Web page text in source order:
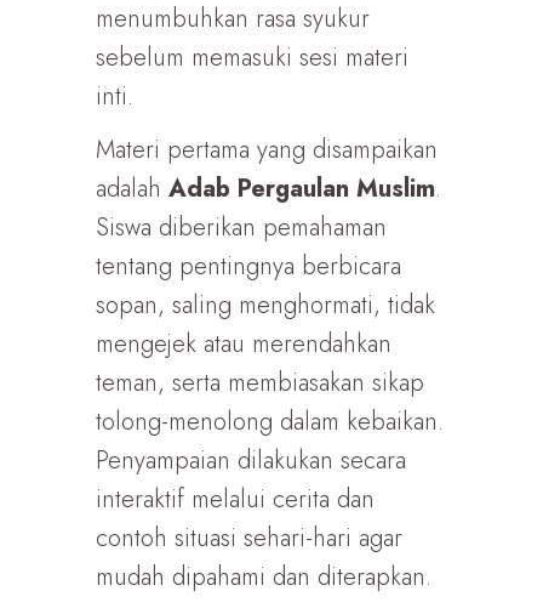
menumbuhkan rasa syukur
sebelum memasuki sesi materi
inti.
Materi pertama yang disampaikan
adalah Adab Pergaulan Muslim.
Siswa diberikan pemahaman
tentang pentingnya berbicara
sopan, saling menghormati, tidak
mengejek atau merendahkan
teman, serta membiasakan sikap
tolong-menolong dalam kebaikan.
Penyampaian dilakukan secara
interaktif melalui cerita dan
contoh situasi sehari-hari agar
mudah dipahami dan diterapkan.